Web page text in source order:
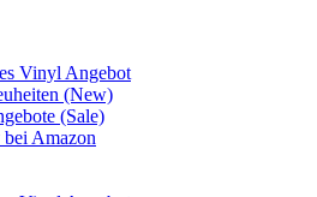
Vinyl Angebot
(New)
(Sale)
Amazon